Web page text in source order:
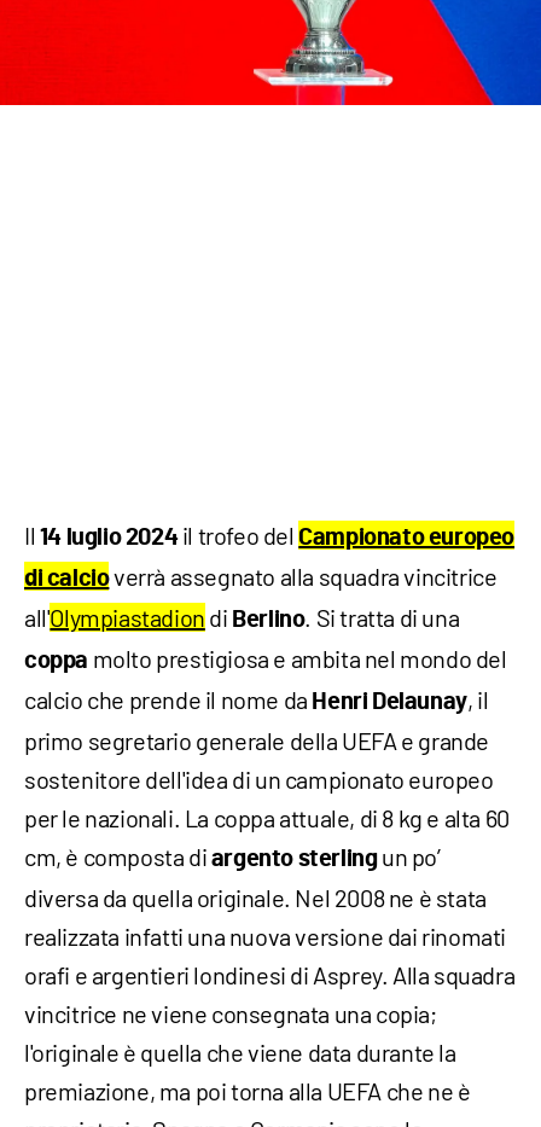
Il 14 luglio2024il trofeo del Campionato europeo
di calcioverrà assegnato alla squadra vincitrice
all'Olympiastadion di Berlino. Si tratta di una
coppa molto prestigiosa e ambita nel mondo del
calcio che prende il nome da Henri Delaunay, il
primo segretario generale della UEFA e grande
sostenitore dell'idea di un campionato europeo
per le nazionali. La coppa attuale, di 8 kg e alta 60
cm, è composta di argento sterlingun po’
diversa da quella originale. Nel 2008 ne è stata
realizzata infatti una nuova versione dai rinomati
orafi e argentieri londinesi di Asprey. Alla squadra
vincitrice ne viene consegnata una copia;
l'originale è quella che viene data durante la
premiazione, ma poi torna alla UEFA che ne è